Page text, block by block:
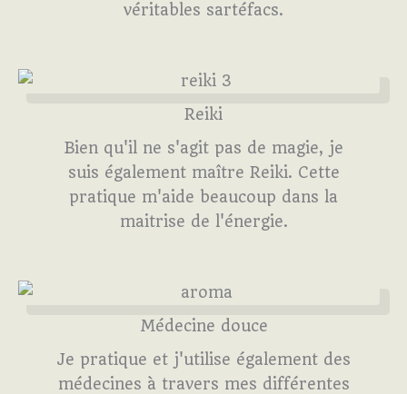
véritables sartéfacs.
Reiki
Bien qu'il ne s'agit pas de magie, je
suis également maître Reiki. Cette
pratique m'aide beaucoup dans la
maitrise de l'énergie.
Médecine douce
Je pratique et j'utilise également des
médecines à travers mes différentes